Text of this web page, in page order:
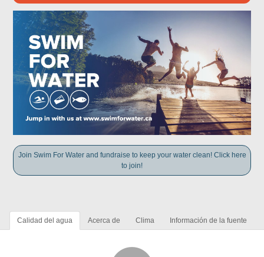
Join Swim For Water and fundraise to keep your water clean! Click here
to join!
Calidad del agua Acerca de Clima Información de la fuente